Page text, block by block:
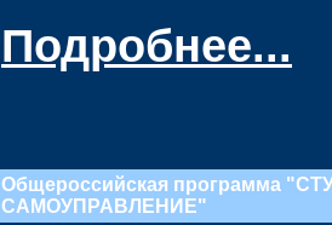
Подробнее...
Общероссийская программа
САМОУПРАВЛЕНИЕ"